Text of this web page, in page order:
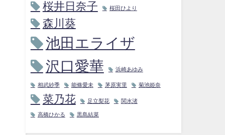
桜井日奈子
桜田ひより
森川葵
池田エライザ
沢口愛華
浜崎あゆみ
相武紗季 能條愛未 茅原実里 菊池姫奈
菜乃花 足立梨花 関水渚
高橋ひかる 黒島結菜